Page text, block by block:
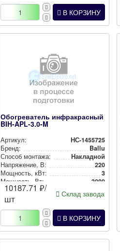
В КОРЗИНУ
Обогреватель инфракрасный
BIH-APL-3.0-M
Артикул:
НС-1455725
Бренд:
Ballu
Способ монтажа:
Накладной
Нап­ря­же­ние, В:
220
Мощность, кВт:
3
Мощность, Вт:
3000
10187.71 ₽/
шт
Склад завода
В КОРЗИНУ